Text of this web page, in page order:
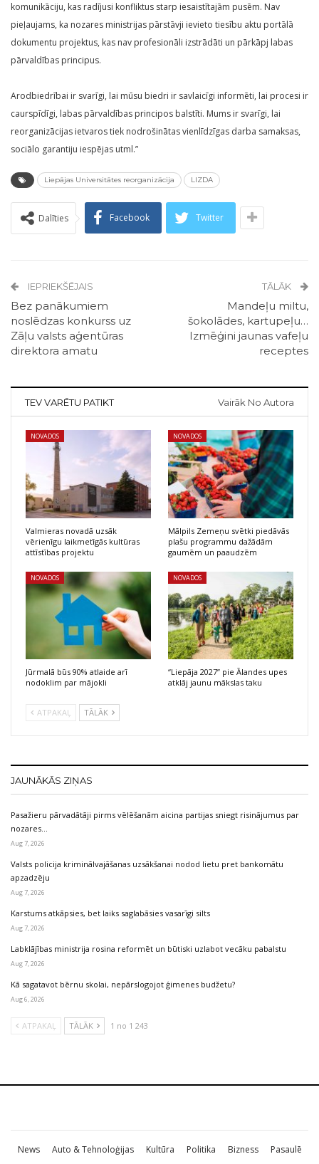
komunikāciju, kas radījusi konfliktus starp iesaistītajām pusēm. Nav
pieļaujams, ka nozares ministrijas pārstāvji ievieto tiesību aktu portālā
dokumentu projektus, kas nav profesionāli izstrādāti un pārkāpj labas
pārvaldības principus.
Arodbiedrībai ir svarīgi, lai mūsu biedri ir savlaicīgi informēti, lai procesi ir
caurspīdīgi, labas pārvaldības principos balstīti. Mums ir svarīgi, lai
reorganizācijas ietvaros tiek nodrošinātas vienlīdzīgas darba samaksas,
sociālo garantiju iespējas utml.”
Liepājas Universitātes reorganizācija LIZDA
Dalīties Facebook Twitter
IEPRIEKŠĒJAIS
Bez panākumiem
noslēdzas konkurss uz
Zāļu valsts aģentūras
direktora amatu
TĀLĀK
Mandeļu miltu,
šokolādes, kartupeļu…
Izmēģini jaunas vafeļu
receptes
TEV VARĒTU PATIKT Vairāk No Autora
NOVADOS
Valmieras novadā uzsāk
vērienīgu laikmetīgās kultūras
attīstības projektu
NOVADOS
Mālpils Zemeņu svētki piedāvās
plašu programmu dažādām
gaumēm un paaudzēm
NOVADOS
Jūrmalā būs 90% atlaide arī
nodoklim par mājokli
NOVADOS
“Liepāja 2027” pie Ālandes upes
atklāj jaunu mākslas taku
ATPAKAĻ TĀLĀK
JAUNĀKĀS ZIŅAS
Pasažieru pārvadātāji pirms vēlēšanām aicina partijas sniegt risinājumus par
nozares…
Aug 7, 2026
Valsts policija kriminālvajāšanas uzsākšanai nodod lietu pret bankomātu
apzadzēju
Aug 7, 2026
Karstums atkāpsies, bet laiks saglabāsies vasarīgi silts
Aug 7, 2026
Labklājības ministrija rosina reformēt un būtiski uzlabot vecāku pabalstu
Aug 7, 2026
Kā sagatavot bērnu skolai, nepārslogojot ģimenes budžetu?
Aug 6, 2026
ATPAKAĻ TĀLĀK 1 no 1 243
News Auto & Tehnoloģijas Kultūra Politika Bizness Pasaulē